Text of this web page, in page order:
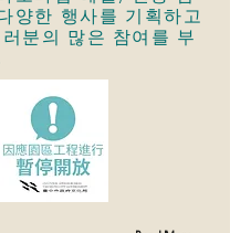
양한 행사를 기획하고
분의 많은 참여를 부